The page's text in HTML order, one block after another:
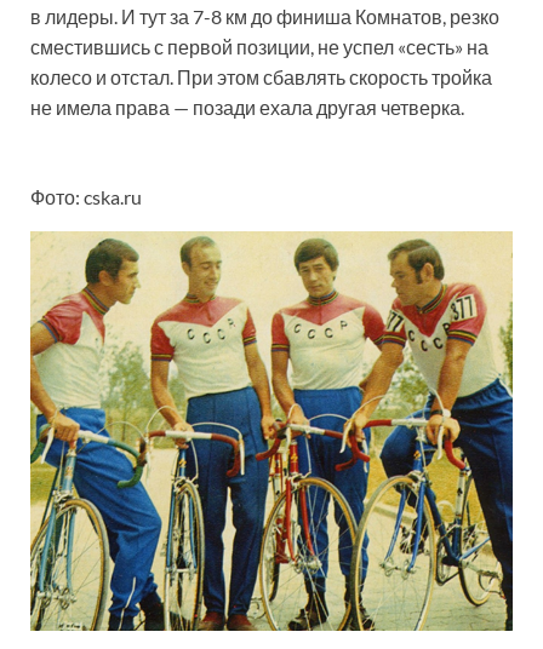
в лидеры. И тут за 7-8 км до финиша Комнатов, резко
сместившись с первой позиции, не успел «сесть» на
колесо и отстал. При этом сбавлять скорость тройка
не имела права — позади ехала другая четверка.
Фото: cska.ru